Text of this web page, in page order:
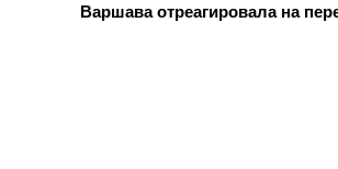
Варшава отреагировала на